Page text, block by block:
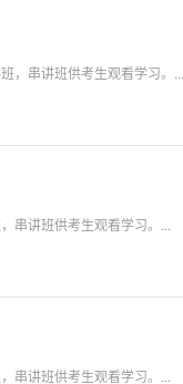
，串讲班供考生观看学习。...
串讲班供考生观看学习。...
串讲班供考生观看学习。...